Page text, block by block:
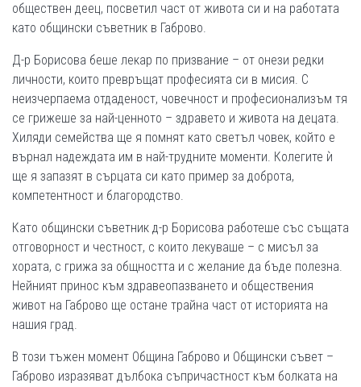
обществен деец, посветил част от живота си и на работата
като общински съветник в Габрово.
Д-р Борисова беше лекар по призвание – от онези редки
личности, които превръщат професията си в мисия. С
неизчерпаема отдаденост, човечност и професионализъм тя
се грижеше за най-ценното – здравето и живота на децата.
Хиляди семейства ще я помнят като светъл човек, който е
върнал надеждата им в най-трудните моменти. Колегите ѝ
ще я запазят в сърцата си като пример за доброта,
компетентност и благородство.
Като общински съветник д-р Борисова работеше със същата
отговорност и честност, с които лекуваше – с мисъл за
хората, с грижа за общността и с желание да бъде полезна.
Нейният принос към здравеопазването и обществения
живот на Габрово ще остане трайна част от историята на
нашия град.
В този тъжен момент Община Габрово и Общински съвет –
Габрово изразяват дълбока съпричастност към болката на